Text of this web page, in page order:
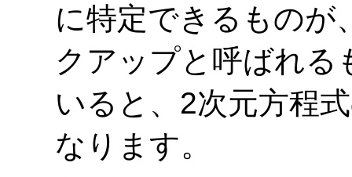
に特定できるものが
クアップと呼ばれる
いると、2次元方程
なります。